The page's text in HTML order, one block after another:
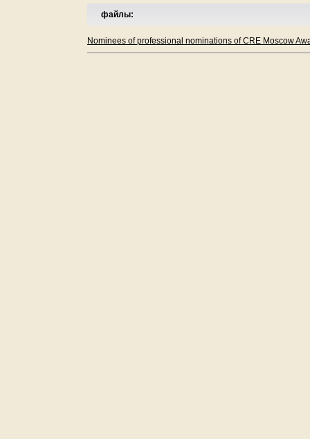
файлы:
Nominees of professional nominations of CRE Moscow